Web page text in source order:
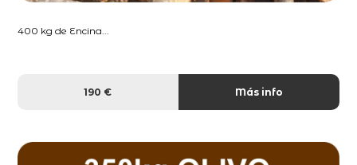
400 kg de Encina...
190 € Más info